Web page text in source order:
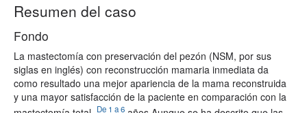
Resumen del caso
Fondo
La mastectomía con preservación del pezón (NSM, por sus
siglas en inglés) con reconstrucción mamaria inmediata da
como resultado una mejor apariencia de la mama reconstruida
y una mayor satisfacción de la paciente en comparación con la
De 1 a 6